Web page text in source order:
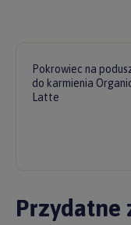
Pokrowiec na
do karmienia
Latte
Przydatne